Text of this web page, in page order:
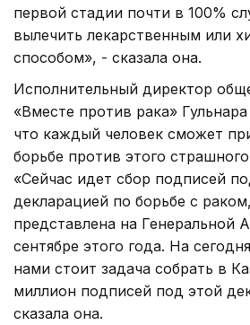
первой стадии почти в 100%
вылечить лекарственным или
способом», - сказала она.
Исполнительный директор
«Вместе против рака»
что каждый человек сможет
борьбе против этого
«Сейчас идет сбор подписей
декларацией по борьбе с
представлена на Генеральной
сентябре этого года. На
нами стоит задача собрать в
миллион подписей под этой
сказала она.